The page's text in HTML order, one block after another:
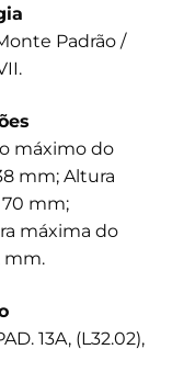
Padrão /
máximo do
mm; Altura
mm;
máxima do
mm.
13A, (L32.02),